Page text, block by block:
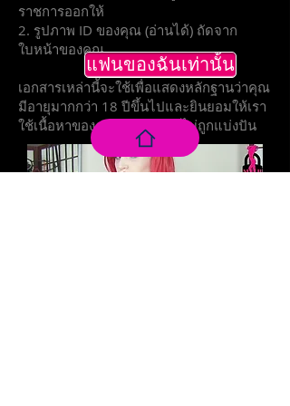
ราชการออกให้
2. รูปภาพ ID ของคุณ (อ่านได้) ถัดจาก
ใบหน้าของคุณ
เอกสารเหล่านี้จะใช้เพื่อแสดงหลักฐานว่าคุณ
มีอายุมากกว่า 18 ปีขึ้นไปและยินยอมให้เรา
ใช้เนื้อหาของคุณ พวกเขาจะไม่ถูกแบ่งปัน
แฟนของฉันเท่านั้น